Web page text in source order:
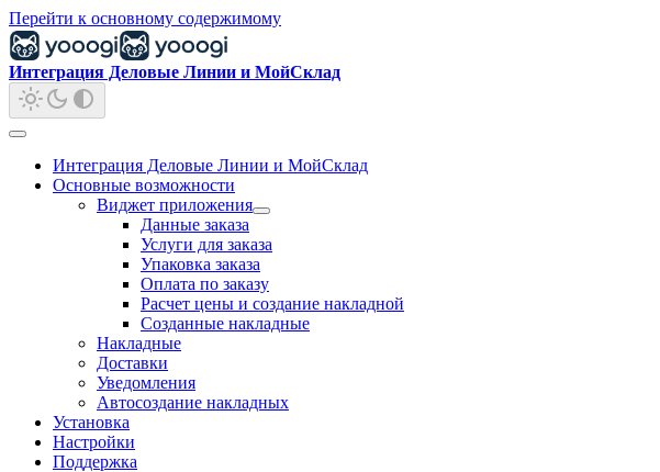
Перейти к основному содержимому
Интеграция Деловые Линии и МойСклад
Интеграция Деловые Линии и МойСклад
Основные возможности
Виджет приложения
Данные заказа
Услуги для заказа
Упаковка заказа
Оплата по заказу
Расчет цены и создание накладной
Созданные накладные
Накладные
Доставки
Уведомления
Автосоздание накладных
Установка
Настройки
Поддержка